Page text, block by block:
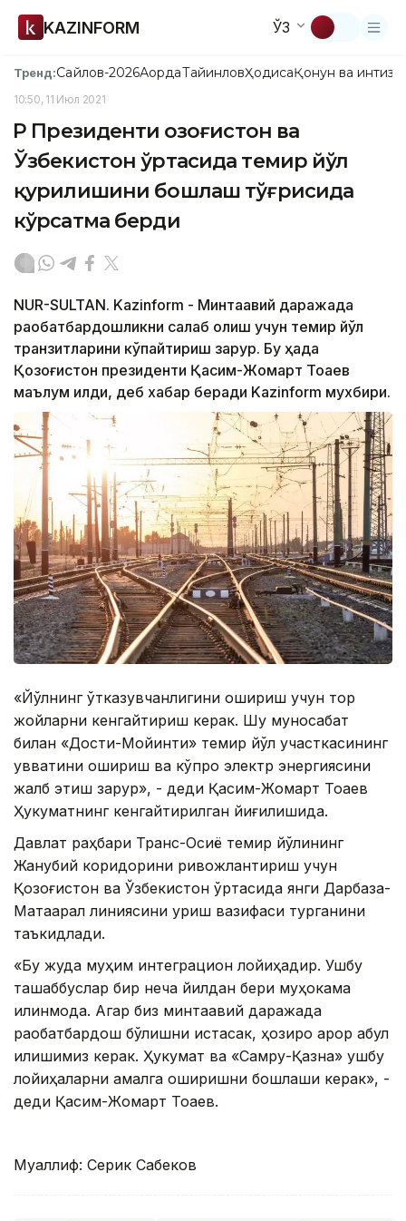
KAZINFORM ЎЗ
Тренд:Сайлов-2026АқордаТайинловҲодисаҚонун ва
10:50, 11 Июл 2021
ҚР Президенти Қозоғистон ва
Ўзбекистон ўртасида темир йўл
қурилишини бошлаш тўғрисида
кўрсатма берди
NUR-SULTAN. Kazinform - Минтақавий даражада
рақобатбардошликни сақлаб қолиш учун темир йўл
транзитларини кўпайтириш зарур. Бу ҳақда
Қозоғистон президенти Қасим-Жомарт Тоқаев
маълум қилди, деб хабар беради Kazinform мухбири.
«Йўлнинг ўтказувчанлигини ошириш учун тор
жойларни кенгайтириш керак. Шу муносабат
билан «Достиқ-Мойинти» темир йўл участкасининг
қувватини ошириш ва кўпроқ электр энергиясини
жалб этиш зарур», - деди Қасим-Жомарт Тоқаев
Ҳукуматнинг кенгайтирилган йиғилишида.
Давлат раҳбари Транс-Осиё темир йўлининг
Жанубий коридорини ривожлантириш учун
Қозоғистон ва Ўзбекистон ўртасида янги Дарбаза-
Мақтаарал линиясини қуриш вазифаси турганини
таъкидлади.
«Бу жуда муҳим интеграцион лойиҳадир. Ушбу
ташаббуслар бир неча йилдан бери муҳокама
қилинмоқда. Агар биз минтақавий даражада
рақобатбардош бўлишни истасак, ҳозироқ қарор қабул
қилишимиз керак. Ҳукумат ва «Самруқ-Қазна» ушбу
лойиҳаларни амалга оширишни бошлаши керак», -
деди Қасим-Жомарт Тоқаев.
Муаллиф: Серик Сабеков